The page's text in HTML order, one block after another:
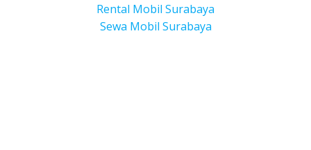
Rental Mobil Surabaya
Sewa Mobil Surabaya